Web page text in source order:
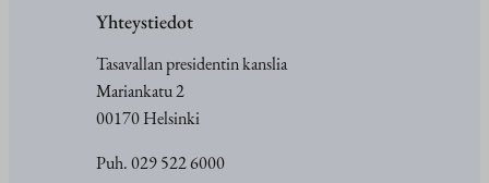
Yhteystiedot
Tasavallan presidentin kanslia
Mariankatu 2
00170 Helsinki
Puh. 029 522 6000